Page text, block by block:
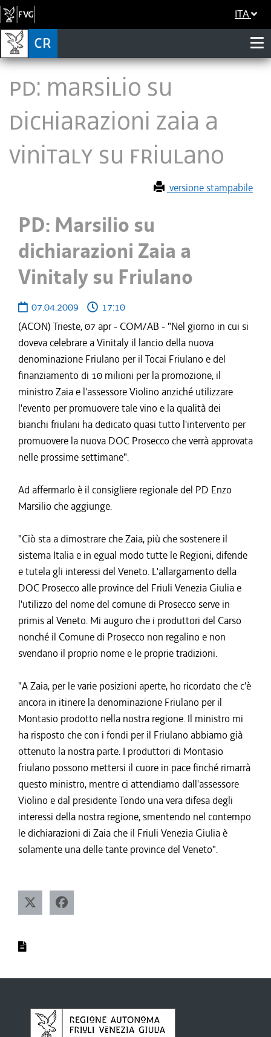
ITA
PD: Marsilio su
dichiarazioni Zaia a
Vinitaly su Friulano
versione stampabile
PD: Marsilio su
dichiarazioni Zaia a
Vinitaly su Friulano
07.04.2009
17:10
(ACON) Trieste, 07 apr - COM/AB - "Nel giorno in cui si
doveva celebrare a Vinitaly il lancio della nuova
denominazione Friulano per il Tocai Friulano e del
finanziamento di 10 milioni per la promozione, il
ministro Zaia e l'assessore Violino anziché utilizzare
l'evento per promuovere tale vino e la qualità dei
bianchi friulani ha dedicato quasi tutto l'intervento per
promuovere la nuova DOC Prosecco che verrà approvata
nelle prossime settimane".
Ad affermarlo è il consigliere regionale del PD Enzo
Marsilio che aggiunge.
"Ciò sta a dimostrare che Zaia, più che sostenere il
sistema Italia e in egual modo tutte le Regioni, difende
e tutela gli interessi del Veneto. L'allargamento della
DOC Prosecco alle province del Friuli Venezia Giulia e
l'utilizzo del nome del comune di Prosecco serve in
primis al Veneto. Mi auguro che i produttori del Carso
nonché il Comune di Prosecco non regalino e non
svendano il proprio nome e le proprie tradizioni.
"A Zaia, per le varie posizioni aperte, ho ricordato che c'è
ancora in itinere la denominazione Friulano per il
Montasio prodotto nella nostra regione. Il ministro mi
ha risposto che con i fondi per il Friulano abbiamo già
ottenuto la nostra parte. I produttori di Montasio
friulano possono mettersi il cuore in pace finché rimarrà
questo ministro, mentre ci attendiamo dall'assessore
Violino e dal presidente Tondo una vera difesa degli
interessi della nostra regione, smentendo nel contempo
le dichiarazioni di Zaia che il Friuli Venezia Giulia è
solamente una delle tante province del Veneto".